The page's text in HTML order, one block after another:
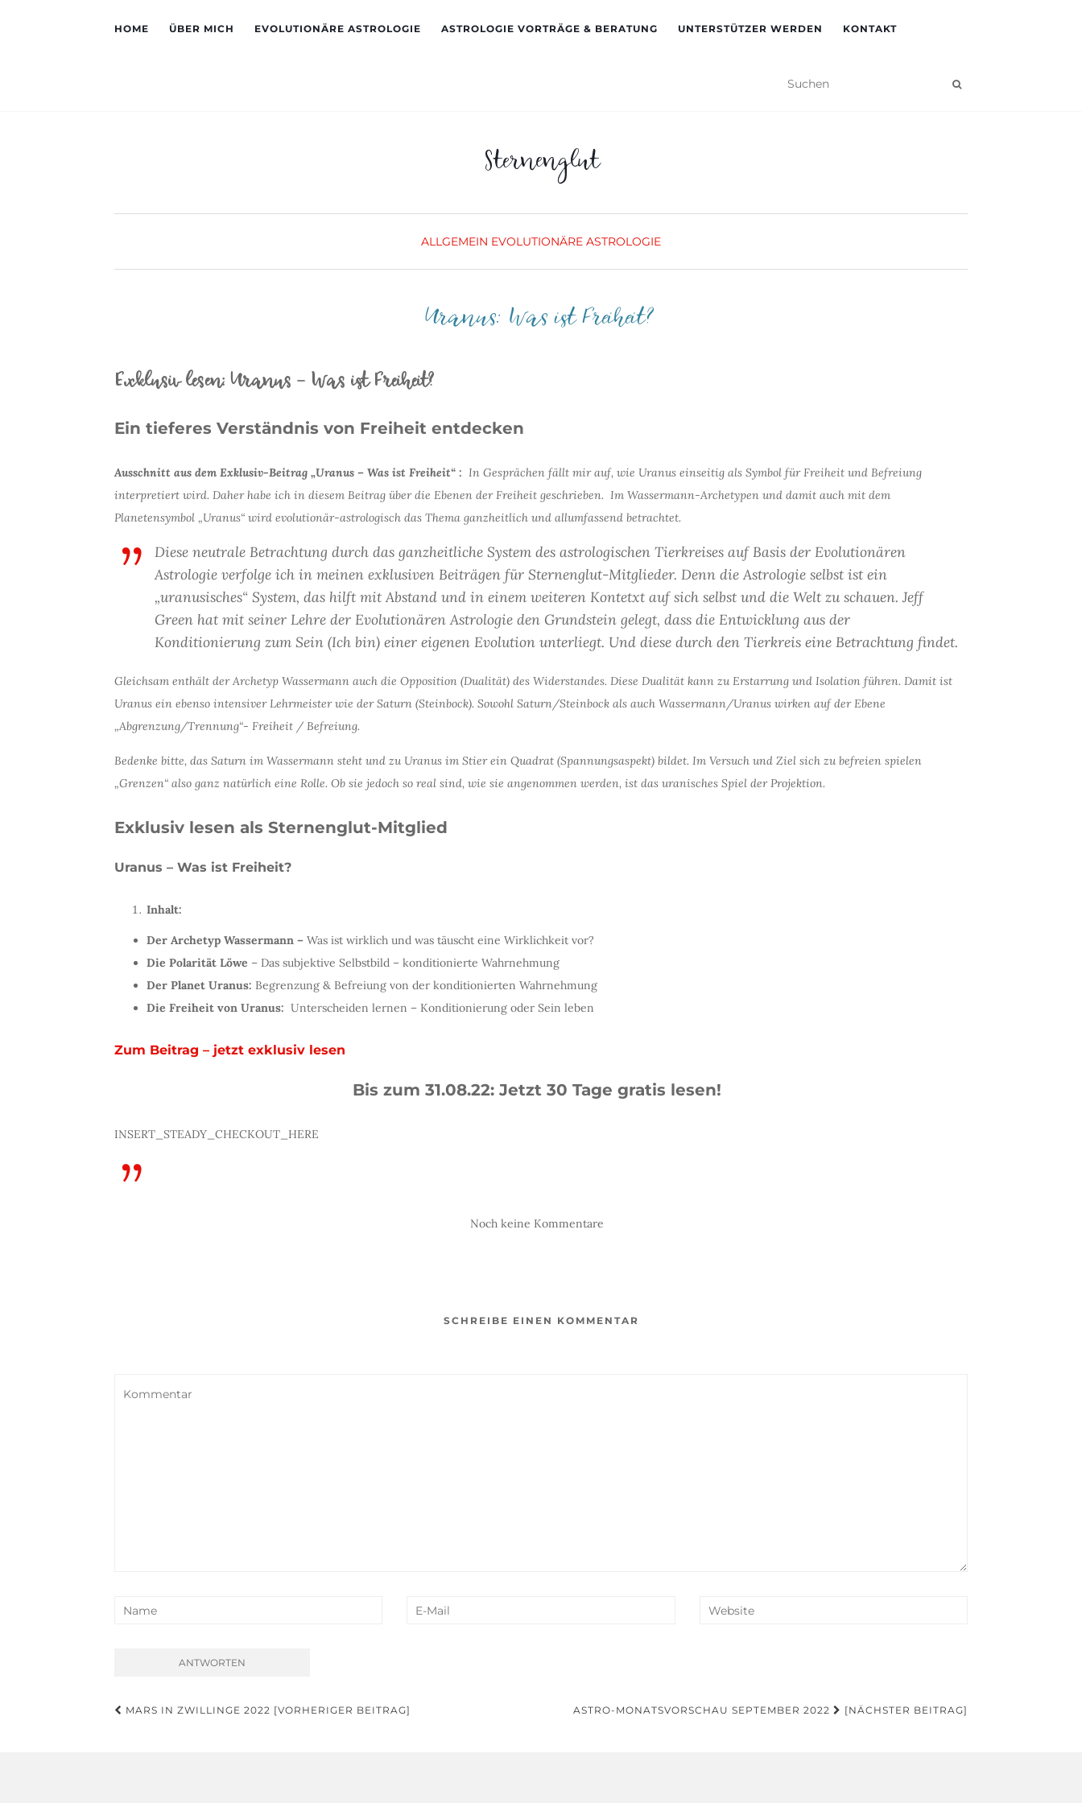
HOME ÜBER MICH EVOLUTIONÄRE ASTROLOGIE ASTROLOGIE VORTRÄGE & BERATUNG UNTERSTÜTZER WERDEN KONTAKT
Sternenglut
ALLGEMEIN EVOLUTIONÄRE ASTROLOGIE
Uranus: Was ist Freiheit?
Exklusiv lesen: Uranus – Was ist Freiheit?
Ein tieferes Verständnis von Freiheit entdecken
Ausschnitt aus dem Exklusiv-Beitrag „Uranus – Was ist Freiheit“ : In Gesprächen fällt mir auf, wie Uranus einseitig als Symbol für Freiheit und Befreiung
interpretiert wird. Daher habe ich in diesem Beitrag über die Ebenen der Freiheit geschrieben. Im Wassermann-Archetypen und damit auch mit dem
Planetensymbol „Uranus“ wird evolutionär-astrologisch das Thema ganzheitlich und allumfassend betrachtet.
Diese neutrale Betrachtung durch das ganzheitliche System des astrologischen Tierkreises auf Basis der Evolutionären
Astrologie verfolge ich in meinen exklusiven Beiträgen für Sternenglut-Mitglieder. Denn die Astrologie selbst ist ein
„uranusisches“ System, das hilft mit Abstand und in einem weiteren Kontetxt auf sich selbst und die Welt zu schauen. Jeff
Green hat mit seiner Lehre der Evolutionären Astrologie den Grundstein gelegt, dass die Entwicklung aus der
Konditionierung zum Sein (Ich bin) einer eigenen Evolution unterliegt. Und diese durch den Tierkreis eine Betrachtung findet.
Gleichsam enthält der Archetyp Wassermann auch die Opposition (Dualität) des Widerstandes. Diese Dualität kann zu Erstarrung und Isolation führen. Damit ist
Uranus ein ebenso intensiver Lehrmeister wie der Saturn (Steinbock). Sowohl Saturn/Steinbock als auch Wassermann/Uranus wirken auf der Ebene
„Abgrenzung/Trennung“- Freiheit / Befreiung.
Bedenke bitte, das Saturn im Wassermann steht und zu Uranus im Stier ein Quadrat (Spannungsaspekt) bildet. Im Versuch und Ziel sich zu befreien spielen
„Grenzen“ also ganz natürlich eine Rolle. Ob sie jedoch so real sind, wie sie angenommen werden, ist das uranisches Spiel der Projektion.
Exklusiv lesen als Sternenglut-Mitglied
Uranus – Was ist Freiheit?
Inhalt:
Der Archetyp Wassermann – Was ist wirklich und was täuscht eine Wirklichkeit vor?
Die Polarität Löwe – Das subjektive Selbstbild – konditionierte Wahrnehmung
Der Planet Uranus: Begrenzung & Befreiung von der konditionierten Wahrnehmung
Die Freiheit von Uranus: Unterscheiden lernen – Konditionierung oder Sein leben
Zum Beitrag – jetzt exklusiv lesen
Bis zum 31.08.22: Jetzt 30 Tage gratis lesen!
INSERT_STEADY_CHECKOUT_HERE
Noch keine Kommentare
SCHREIBE EINEN KOMMENTAR
Beitragsnavigation
MARS IN ZWILLINGE 2022 [VORHERIGER BEITRAG] ASTRO-MONATSVORSCHAU SEPTEMBER 2022 [NÄCHSTER BEITRAG]